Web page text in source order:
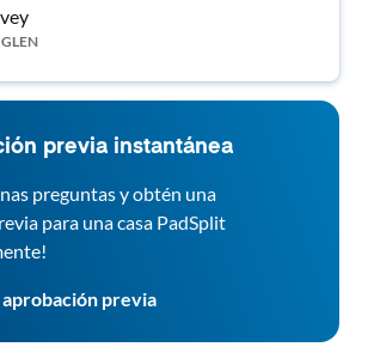
previa instantánea
preguntas y obtén una
para una casa PadSplit
previa